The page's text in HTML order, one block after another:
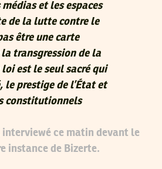
et les espaces
de la lutte contre le
être une carte
transgression de la
est le seul sacré qui
prestige de l’État et
constitutionnels
interviewé ce matin devant le
instance de Bizerte.